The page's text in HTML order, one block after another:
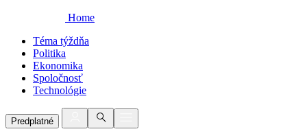
Home
Téma týždňa
Politika
Ekonomika
Spoločnosť
Technológie
Predplatné